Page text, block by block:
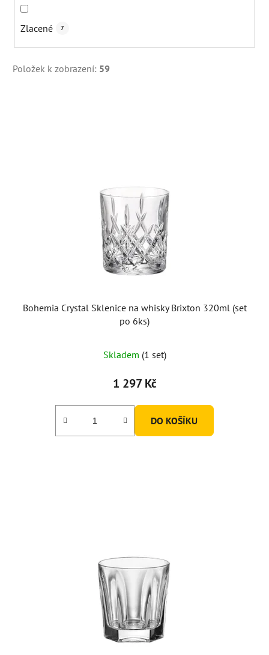
Zlacené 7
Položek k zobrazení: 59
Bohemia Crystal Sklenice na whisky Brixton 320ml (set
po 6ks)
Skladem (1 set)
1 297 Kč
DO KOŠÍKU